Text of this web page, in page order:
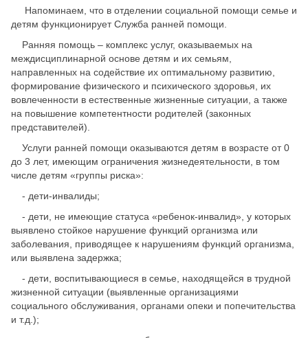
Напоминаем, что в отделении социальной помощи семье и
детям функционирует Служба ранней помощи.
Ранняя помощь – комплекс услуг, оказываемых на
междисциплинарной основе детям и их семьям,
направленных на содействие их оптимальному развитию,
формирование физического и психического здоровья, их
вовлеченности в естественные жизненные ситуации, а также
на повышение компетентности родителей (законных
представителей).
Услуги ранней помощи оказываются детям в возрасте от 0
до 3 лет, имеющим ограничения жизнедеятельности, в том
числе детям «группы риска»:
- дети-инвалиды;
- дети, не имеющие статуса «ребенок-инвалид», у которых
выявлено стойкое нарушение функций организма или
заболевания, приводящее к нарушениям функций организма,
или выявлена задержка;
- дети, воспитывающиеся в семье, находящейся в трудной
жизненной ситуации (выявленные организациями
социального обслуживания, органами опеки и попечительства
и т.д.);